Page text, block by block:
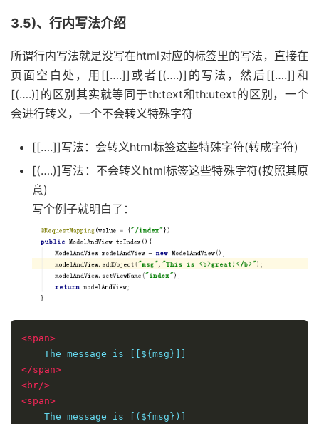
3.5)、行内写法介绍
所谓行内写法就是没写在html对应的标签里的写法，直接在
页面空白处，用[[….]]或者[(….)]的写法，然后[[….]]和
[(….)]的区别其实就等同于th:text和th:utext的区别，一个
会进行转义，一个不会转义特殊字符
[[….]]写法：会转义html标签这些特殊字符(转成字符)
[(….)]写法：不会转义html标签这些特殊字符(按照其原
意)
写个例子就明白了：
<span>
</span>
<br/>
<span>